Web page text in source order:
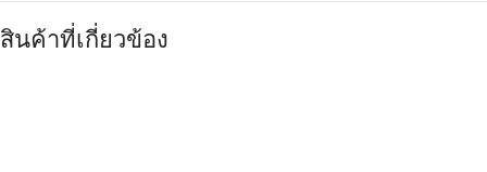
สินค้าที่เกี่ยวข้อง